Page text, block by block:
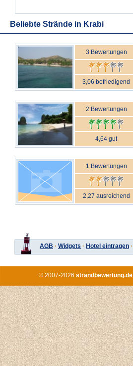
Beliebte Strände in Krabi
3 Bewertungen
3,06 befriedigend
2 Bewertungen
4,64 gut
1 Bewertungen
2,27 ausreichend
AGB · Widgets · Hotel eintragen ·
© 2007-2026 strandbewertung.de